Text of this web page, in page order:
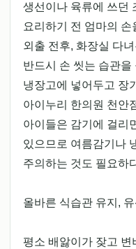
생선이나 육류에 쓰던
요리하기 전 엄마의
외출 전후, 화장실 다
반드시 손 씻는 습관을
냉장고에 넣어두고 장
아이누리 한의원 천안
아이들은 감기에 걸리
있으므로 여름감기나
주의하는 것도 필요하
올바른 식습관 유지,
평소 배앓이가 잦고 변